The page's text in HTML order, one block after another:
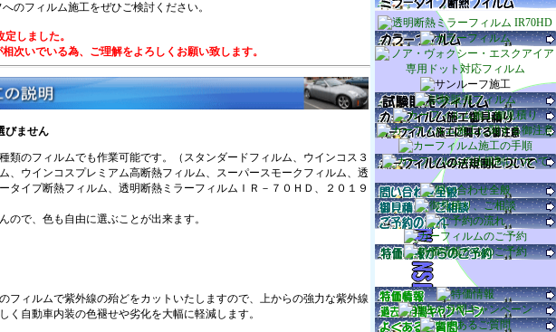
のフィルム施工をぜひご検討ください。
しました。
次いでいる為、ご理解をよろしくお願い致します。
びません
類のフィルムでも作業可能です。（スタンダードフィルム、ウインコス３
、ウインコスプレミアム高断熱フィルム、スーパースモークフィルム、透
タイプ断熱フィルム、透明断熱ミラーフィルムＩＲ－７０ＨＤ、２０１９
ので、色も自由に選ぶことが出来ます。
フィルムで紫外線の殆どをカットいたしますので、上からの強力な紫外線
く自動車内装の色褪せや劣化を大幅に軽減します。